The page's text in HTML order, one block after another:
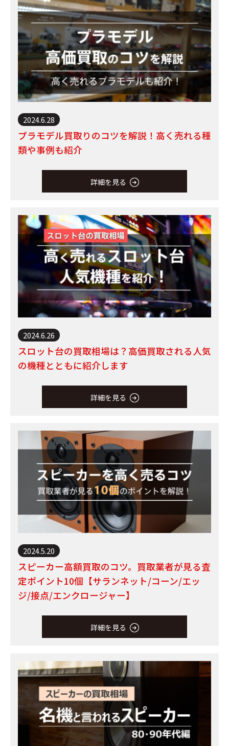
2024.6.28
プラモデル買取りのコツを解説！高く売れる種
類や事例も紹介
詳細を見る
2024.6.26
スロット台の買取相場は？高価買取される人気
の機種とともに紹介します
詳細を見る
2024.5.20
スピーカー高額買取のコツ。買取業者が見る査
定ポイント10個【サランネット/コーン/エッ
ジ/接点/エンクロージャー】
詳細を見る